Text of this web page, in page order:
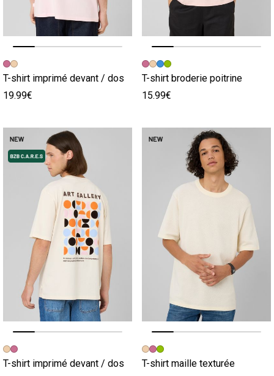
Image précédente
Image suivante
T-shirt imprimé devant / dos
19.99€
Image précédente
Image suivante
T-shirt broderie poitrine
15.99€
Image précédente
Image suivante
T-shirt imprimé devant / dos
Image précédente
Image suivante
T-shirt maille texturée